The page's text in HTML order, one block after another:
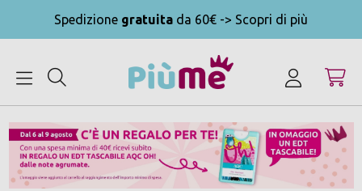
Spedizione gratuita da 60€ -> Scopri di più